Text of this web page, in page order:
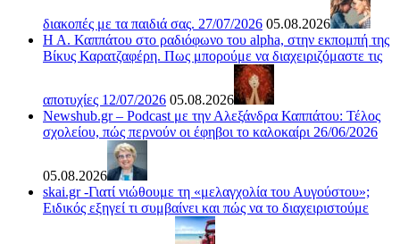
διακοπές με τα παιδιά σας. 27/07/2026 05.08.2026
Η Α. Καππάτου στο ραδιόφωνο του alpha, στην εκπομπή της
Βίκυς Καρατζαφέρη. Πως μπορούμε να διαχειριζόμαστε τις
αποτυχίες 12/07/2026 05.08.2026
Newshub.gr – Podcast με την Αλεξάνδρα Καππάτου: Τέλος
σχολείου, πώς περνούν οι έφηβοι το καλοκαίρι 26/06/2026
05.08.2026
skai.gr -Γιατί νιώθουμε τη «μελαγχολία του Αυγούστου»;
Ειδικός εξηγεί τι συμβαίνει και πώς να το διαχειριστούμε